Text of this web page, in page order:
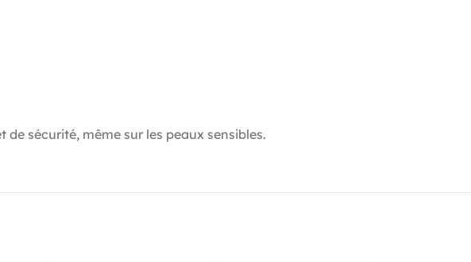
sécurité, même sur les peaux sensibles.